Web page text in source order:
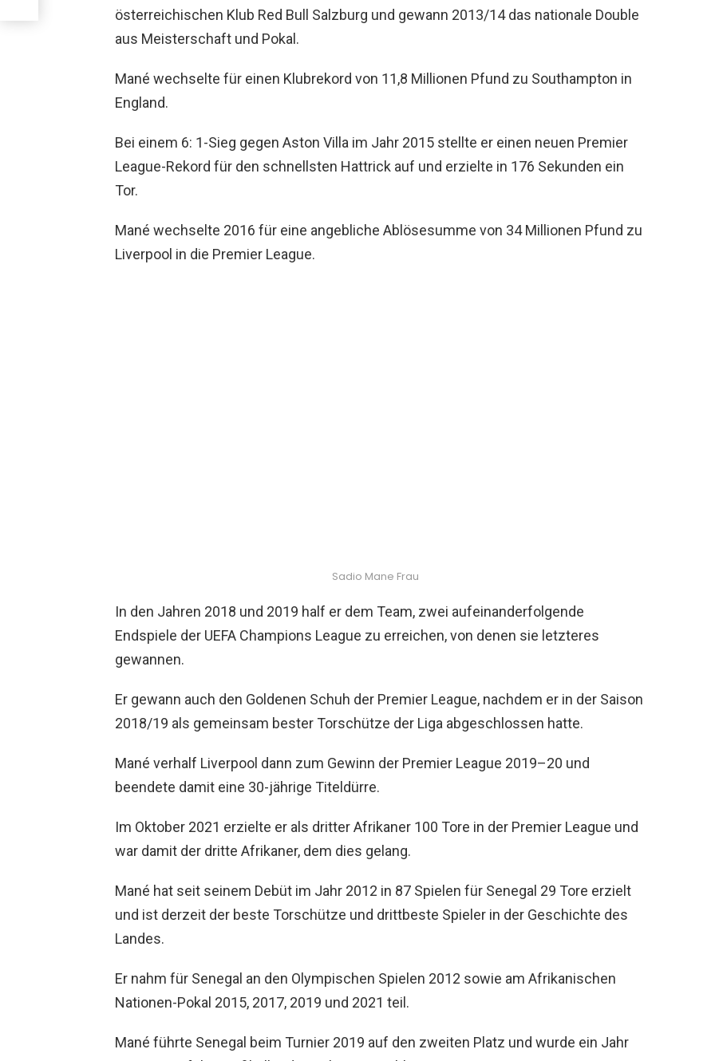
österreichischen Klub Red Bull Salzburg und gewann 2013/14 das nationale Double
aus Meisterschaft und Pokal.
Mané wechselte für einen Klubrekord von 11,8 Millionen Pfund zu Southampton in
England.
Bei einem 6: 1-Sieg gegen Aston Villa im Jahr 2015 stellte er einen neuen Premier
League-Rekord für den schnellsten Hattrick auf und erzielte in 176 Sekunden ein
Tor.
Mané wechselte 2016 für eine angebliche Ablösesumme von 34 Millionen Pfund zu
Liverpool in die Premier League.
Sadio Mane Frau
In den Jahren 2018 und 2019 half er dem Team, zwei aufeinanderfolgende
Endspiele der UEFA Champions League zu erreichen, von denen sie letzteres
gewannen.
Er gewann auch den Goldenen Schuh der Premier League, nachdem er in der Saison
2018/19 als gemeinsam bester Torschütze der Liga abgeschlossen hatte.
Mané verhalf Liverpool dann zum Gewinn der Premier League 2019–20 und
beendete damit eine 30-jährige Titeldürre.
Im Oktober 2021 erzielte er als dritter Afrikaner 100 Tore in der Premier League und
war damit der dritte Afrikaner, dem dies gelang.
Mané hat seit seinem Debüt im Jahr 2012 in 87 Spielen für Senegal 29 Tore erzielt
und ist derzeit der beste Torschütze und drittbeste Spieler in der Geschichte des
Landes.
Er nahm für Senegal an den Olympischen Spielen 2012 sowie am Afrikanischen
Nationen-Pokal 2015, 2017, 2019 und 2021 teil.
Mané führte Senegal beim Turnier 2019 auf den zweiten Platz und wurde ein Jahr